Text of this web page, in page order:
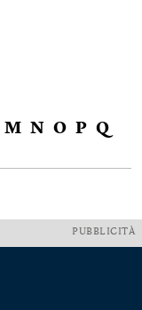
M N O P Q
PUBBLICITÀ